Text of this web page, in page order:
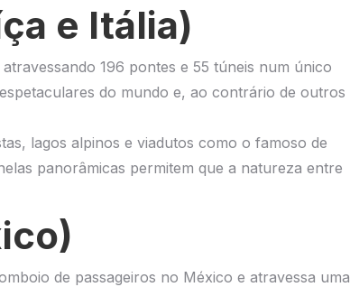
e Itália)
196 pontes e 55 túneis num único
do mundo e, ao contrário de outros
lagos alpinos e viadutos como o famoso de
panorâmicas permitem que a natureza entre
de passageiros no México e atravessa uma